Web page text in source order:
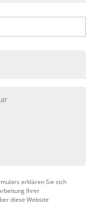
erklären Sie sich
Ihrer
diese Website